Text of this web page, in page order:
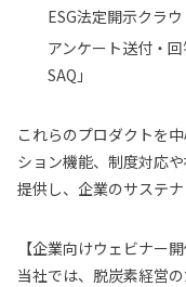
ESG法定開示クラ
アンケート送付・
SAQ」
これらのプロダクトを
ション機能、制度対応
提供し、企業のサステ
【企業向けウェビナー開
当社では、脱炭素経営